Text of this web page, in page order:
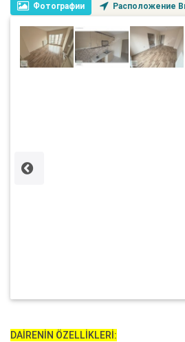
Фотографии Расположение
DAİRENİN ÖZELLİKLERİ: